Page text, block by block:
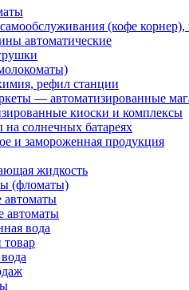
(кофе корнер),
автоматические
рефил станции
— автоматизированные
киоски и комплексы
солнечных батареях
и замороженная продукция
жидкость
(фломаты)
автоматы
автоматы
вода